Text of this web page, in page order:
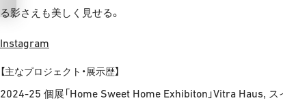
る影さえも美しく見せる。
Instagram
【主なプロジェクト・展示歴】
2024-25 個展「 Home Sweet Home Exhibiton 」Vitra Haus, ス